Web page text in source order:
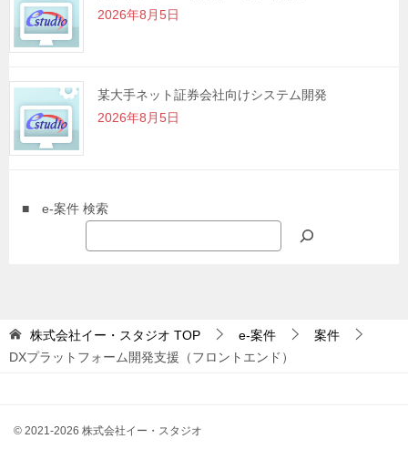
2026年8月5日
某大手ネット証券会社向けシステム開発
2026年8月5日
■ e-案件 検索
株式会社イー・スタジオ TOP e-案件
案件
DXプラットフォーム開発支援（フロントエンド）
© 2021-2026 株式会社イー・スタジオ